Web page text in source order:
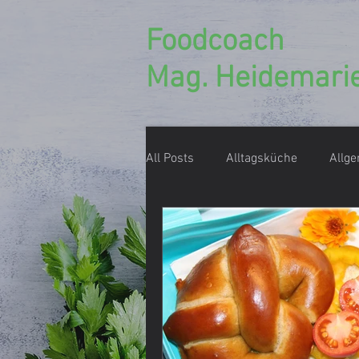
Foodcoach
Mag.
All Posts Alltagsküche
Ernährungsberatung
Einmachen, Konservieren
Foodcoach Rezept